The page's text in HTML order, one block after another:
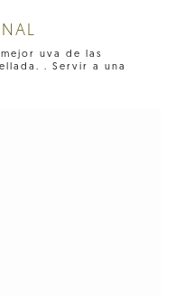
uva de las
. Servir a una